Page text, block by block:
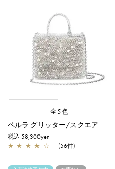
全5色
ペルラ グリッター/スクエア スモール/シルバー
税込 58,300yen
★ ★ ★ ★ ☆ (56件)